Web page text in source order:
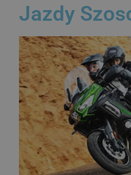
Jazdy